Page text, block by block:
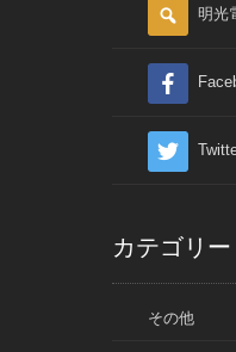
明光
カテゴリー
その他